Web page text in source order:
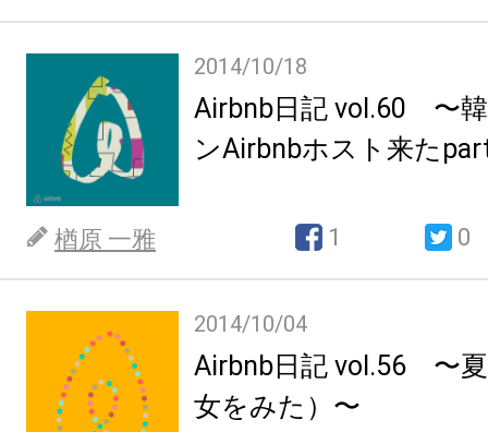
2014/10/18
Airbnb日記 vol.60 〜
ンAirbnbホスト来た
楢原 一雅 1 0
2014/10/04
Airbnb日記 vol.56 〜
女をみた）〜